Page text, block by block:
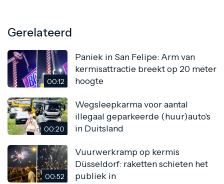
Gerelateerd
00:12
Paniek in San Felipe: Arm van
kermisattractie breekt op 20 meter
hoogte
00:20
Wegsleepkarma voor aantal
illegaal geparkeerde (huur)auto's
in Duitsland
00:52
Vuurwerkramp op kermis
Düsseldorf: raketten schieten het
publiek in